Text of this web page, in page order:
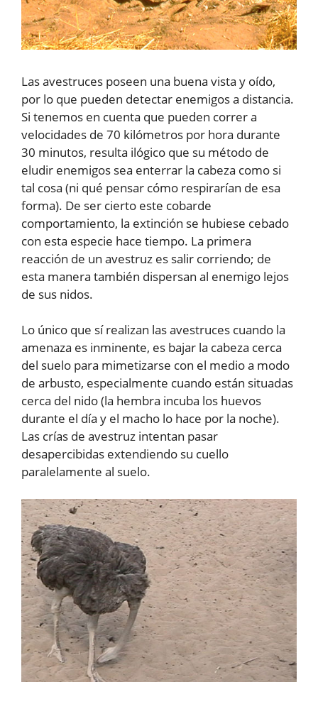
Las avestruces poseen una buena vista y oído,
por lo que pueden detectar enemigos a distancia.
Si tenemos en cuenta que pueden correr a
velocidades de 70 kilómetros por hora durante
30 minutos, resulta ilógico que su método de
eludir enemigos sea enterrar la cabeza como si
tal cosa (ni qué pensar cómo respirarían de esa
forma). De ser cierto este cobarde
comportamiento, la extinción se hubiese cebado
con esta especie hace tiempo. La primera
reacción de un avestruz es salir corriendo; de
esta manera también dispersan al enemigo lejos
de sus nidos.
Lo único que sí realizan las avestruces cuando la
amenaza es inminente, es bajar la cabeza cerca
del suelo para mimetizarse con el medio a modo
de arbusto, especialmente cuando están situadas
cerca del nido (la hembra incuba los huevos
durante el día y el macho lo hace por la noche).
Las crías de avestruz intentan pasar
desapercibidas extendiendo su cuello
paralelamente al suelo.